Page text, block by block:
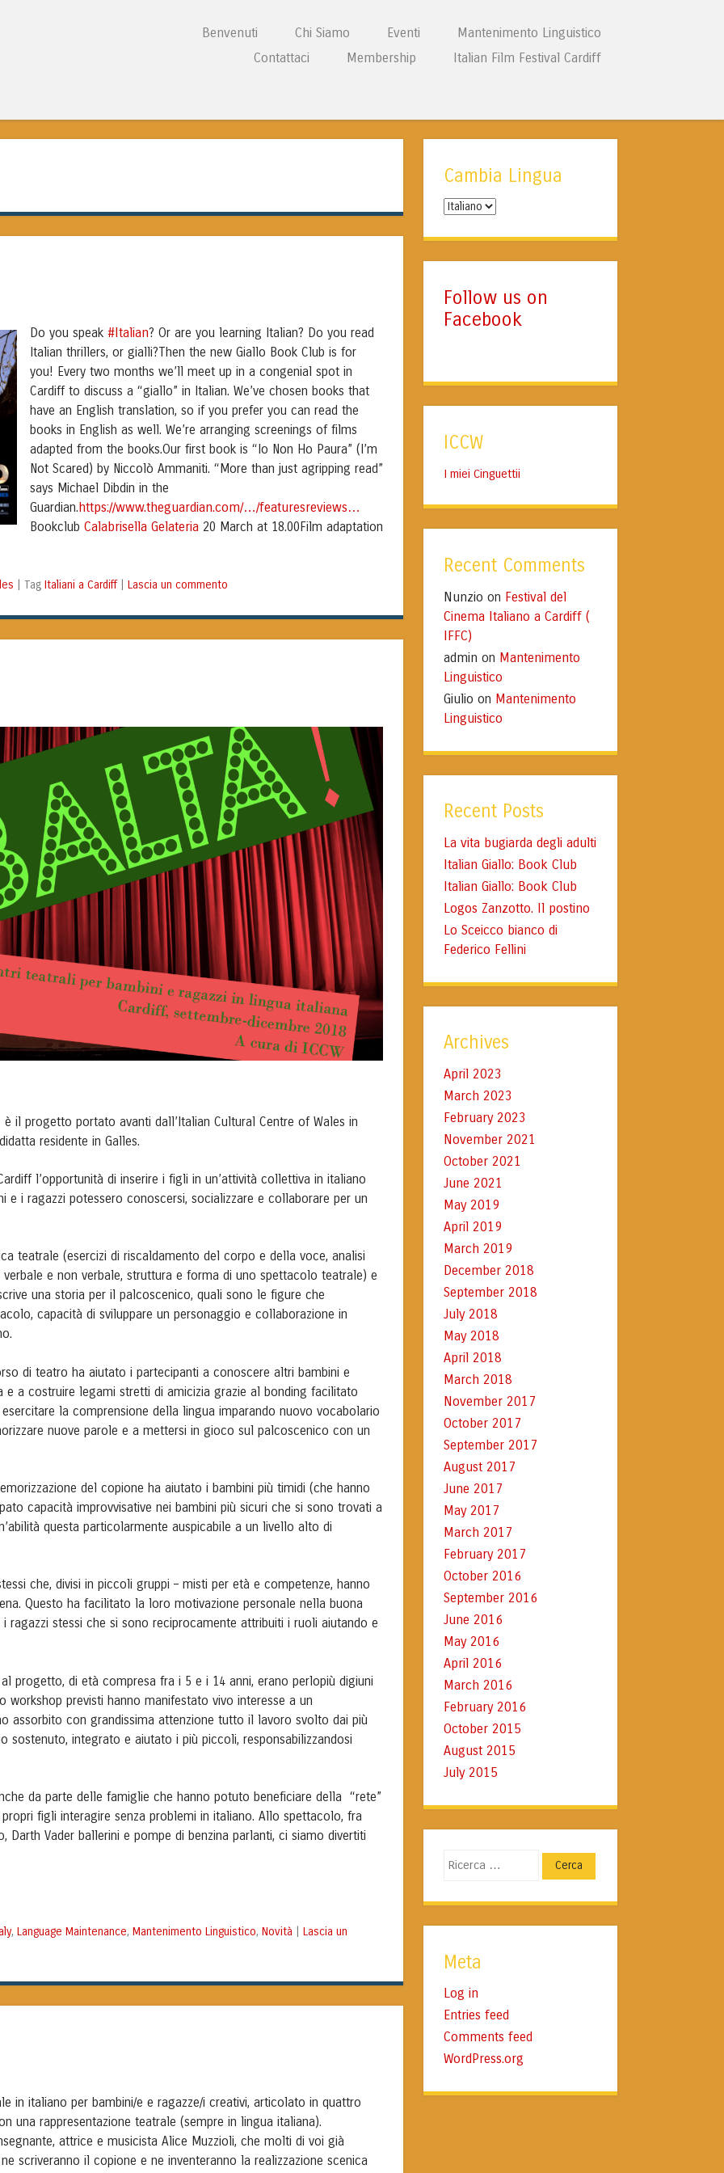
WALES
Menu
Vai al contenuto
Benvenuti Chi Siamo Eventi
Mantenimento Linguistico
Contattaci
Membership Italian Film Festival Cardiff
Do you speak #Italian? Or are you learning Italian? Do you read
Italian thrillers, or gialli?Then the new Giallo Book Club is for
you! Every two months we’ll meet up in a congenial spot in
Cardiff to discuss a “giallo” in Italian. We’ve chosen books that
have an English translation, so if you prefer you can read the
books in English as well. We’re arranging screenings of films
adapted from the books.Our first book is “Io Non Ho Paura” (I’m
Not Scared) by Niccolò Ammaniti. “More than just agripping read”
says Michael Dibdin in the
Guardian. https://www.theguardian.com/…/featuresreviews…
Bookclub Calabrisella Gelateria 20 March at 18.00Film adaptation
Tag Italiani a Cardiff Lascia un commento
il progetto portato avanti dall’Italian Cultural Centre of Wales in
residente in Galles.
l’opportunità di inserire i figli in un’attività collettiva in italiano
e i ragazzi potessero conoscersi, socializzare e collaborare per un
teatrale (esercizi di riscaldamento del corpo e della voce, analisi
e non verbale, struttura e forma di uno spettacolo teatrale) e
una storia per il palcoscenico, quali sono le figure che
capacità di sviluppare un personaggio e collaborazione in
di teatro ha aiutato i partecipanti a conoscere altri bambini e
e a costruire legami stretti di amicizia grazie al bonding facilitato
la comprensione della lingua imparando nuovo vocabolario
nuove parole e a mettersi in gioco sul palcoscenico con un
del copione ha aiutato i bambini più timidi (che hanno
capacità improvvisative nei bambini più sicuri che si sono trovati a
questa particolarmente auspicabile a un livello alto di
che, divisi in piccoli gruppi – misti per età e competenze, hanno
Questo ha facilitato la loro motivazione personale nella buona
stessi che si sono reciprocamente attribuiti i ruoli aiutando e
progetto, di età compresa fra i 5 e i 14 anni, erano perlopiù digiuni
workshop previsti hanno manifestato vivo interesse a un
assorbito con grandissima attenzione tutto il lavoro svolto dai più
sostenuto, integrato e aiutato i più piccoli, responsabilizzandosi
da parte delle famiglie che hanno potuto beneficiare della “rete”
figli interagire senza problemi in italiano. Allo spettacolo, fra
Darth Vader ballerini e pompe di benzina parlanti, ci siamo divertiti
, Language Maintenance, Mantenimento Linguistico, Novità Lascia un
in italiano per bambini/e e ragazze/i creativi, articolato in quattro
una rappresentazione teatrale (sempre in lingua italiana).
attrice e musicista Alice Muzzioli, che molti di voi già
scriveranno il copione e ne inventeranno la realizzazione scenica
Cambia Lingua
Cambia
Follow us on
Facebook
ICCW
I miei Cinguettii
Recent Comments
Nunzio on Festival del
Cinema Italiano a Cardiff (
IFFC)
admin on Mantenimento
Linguistico
Giulio on Mantenimento
Linguistico
Recent Posts
La vita bugiarda degli adulti
Italian Giallo: Book Club
Italian Giallo: Book Club
Logos Zanzotto. Il postino
Lo Sceicco bianco di
Federico Fellini
Archives
April 2023
March 2023
February 2023
November 2021
October 2021
June 2021
May 2019
April 2019
March 2019
December 2018
September 2018
July 2018
May 2018
April 2018
March 2018
November 2017
October 2017
September 2017
August 2017
June 2017
May 2017
March 2017
February 2017
October 2016
September 2016
June 2016
May 2016
April 2016
March 2016
February 2016
October 2015
August 2015
July 2015
Cerca
Meta
Log in
Entries feed
Comments feed
WordPress.org